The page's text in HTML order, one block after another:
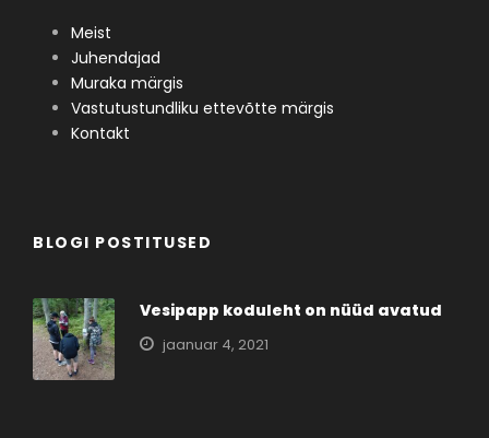
Meist
Juhendajad
Muraka märgis
Vastutustundliku ettevõtte märgis
Kontakt
BLOGI POSTITUSED
Vesipapp koduleht on nüüd avatud
jaanuar 4, 2021